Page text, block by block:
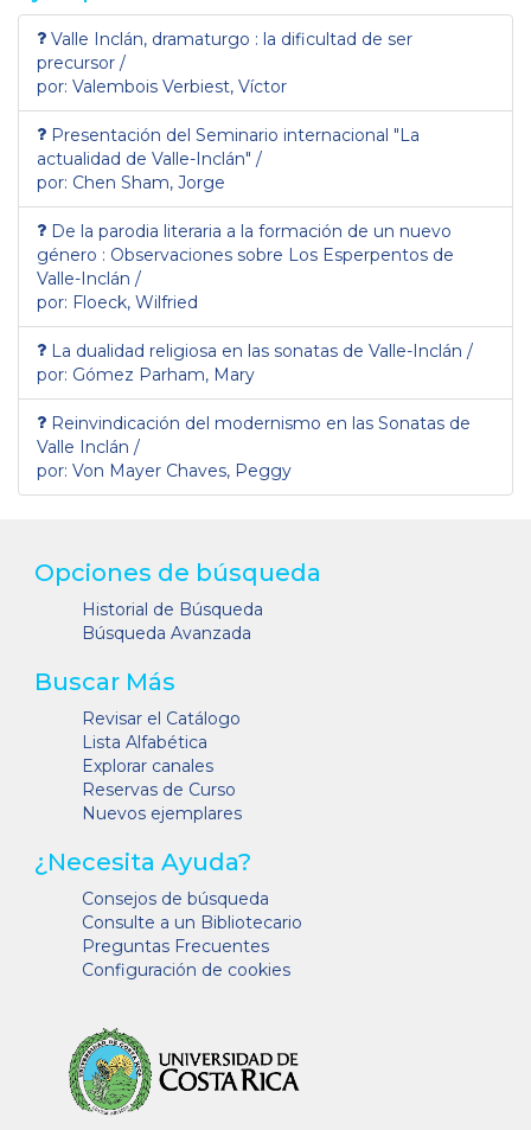
Valle Inclán, dramaturgo : la dificultad de ser
precursor /
por: Valembois Verbiest, Víctor
Presentación del Seminario internacional "La
actualidad de Valle-Inclán" /
por: Chen Sham, Jorge
De la parodia literaria a la formación de un nuevo
género : Observaciones sobre Los Esperpentos de
Valle-Inclán /
por: Floeck, Wilfried
La dualidad religiosa en las sonatas de Valle-Inclán /
por: Gómez Parham, Mary
Reinvindicación del modernismo en las Sonatas de
Valle Inclán /
por: Von Mayer Chaves, Peggy
Opciones de búsqueda
Historial de Búsqueda
Búsqueda Avanzada
Buscar Más
Revisar el Catálogo
Lista Alfabética
Explorar canales
Reservas de Curso
Nuevos ejemplares
¿Necesita Ayuda?
Consejos de búsqueda
Consulte a un Bibliotecario
Preguntas Frecuentes
Configuración de cookies